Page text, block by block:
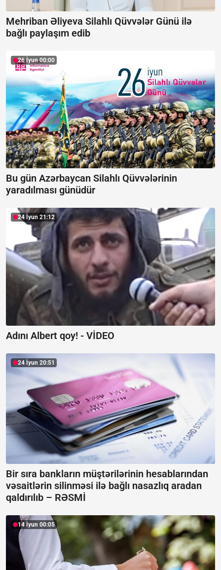
Mehriban Əliyeva Silahlı Qüvvələr Günü ilə
bağlı paylaşım edib
26 İyun 00:00
Bu gün Azərbaycan Silahlı Qüvvələrinin
yaradılması günüdür
24 İyun 21:12
Adını Albert qoy! - VİDEO
24 İyun 20:51
Bir sıra bankların müştərilərinin hesablarından
vəsaitlərin silinməsi ilə bağlı nasazlıq aradan
qaldırılıb – RƏSMİ
14 İyun 00:05